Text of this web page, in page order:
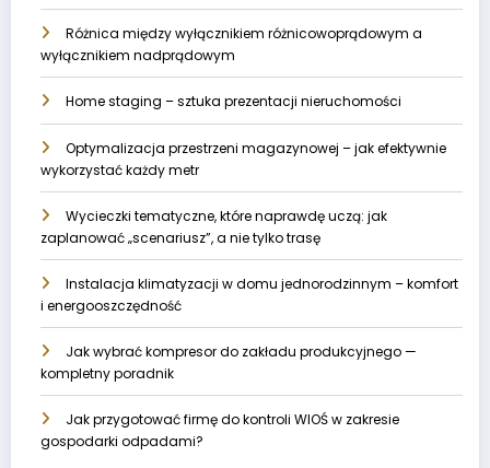
Różnica między wyłącznikiem różnicowoprądowym a
wyłącznikiem nadprądowym
Home staging – sztuka prezentacji nieruchomości
Optymalizacja przestrzeni magazynowej – jak efektywnie
wykorzystać każdy metr
Wycieczki tematyczne, które naprawdę uczą: jak
zaplanować „scenariusz”, a nie tylko trasę
Instalacja klimatyzacji w domu jednorodzinnym – komfort
i energooszczędność
Jak wybrać kompresor do zakładu produkcyjnego —
kompletny poradnik
Jak przygotować firmę do kontroli WIOŚ w zakresie
gospodarki odpadami?